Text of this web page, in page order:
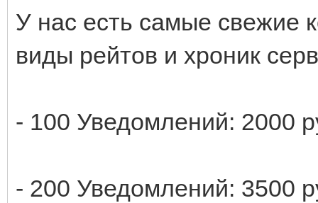
У нас есть самые свежие
виды рейтов и хроник
- 100 Уведомлений: 2000
- 200 Уведомлений: 3500